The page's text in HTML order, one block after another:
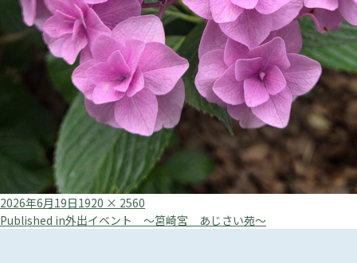
Posted
on
2026年6月19日Full
size
1920 × 2560
投
Published in外出イベント ～筥崎宮 あじさい苑～